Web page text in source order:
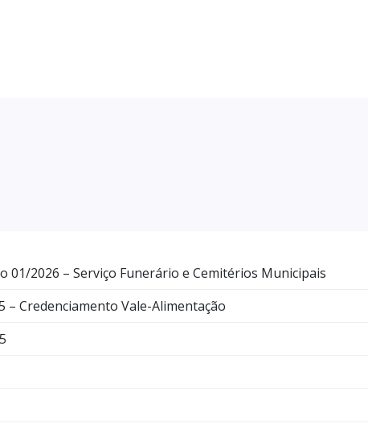
01/2026 – Serviço Funerário e Cemitérios Municipais
– Credenciamento Vale-Alimentação